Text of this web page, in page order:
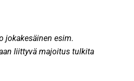
jokakesäinen esim.
liittyvä majoitus tulkita